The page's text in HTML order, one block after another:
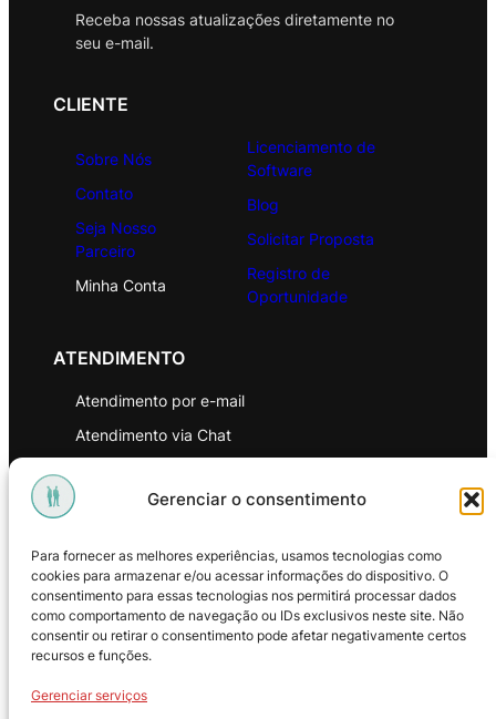
Gerenciar o consentimento
Para fornecer as melhores experiências, usamos tecnologias como
cookies para armazenar e/ou acessar informações do dispositivo. O
consentimento para essas tecnologias nos permitirá processar dados
como comportamento de navegação ou IDs exclusivos neste site. Não
consentir ou retirar o consentimento pode afetar negativamente certos
recursos e funções.
Gerenciar serviços
Receba nossas atualizações diretamente no
seu e-mail.
CLIENTE
Sobre Nós
Contato
Seja Nosso
Parceiro
Minha Conta
Licenciamento de
Software
Blog
Solicitar Proposta
Registro de
Oportunidade
ATENDIMENTO
Atendimento por e-mail
Atendimento via Chat
Política de Privacidade
Política de Troca e Devoluções
Política de Reembolso